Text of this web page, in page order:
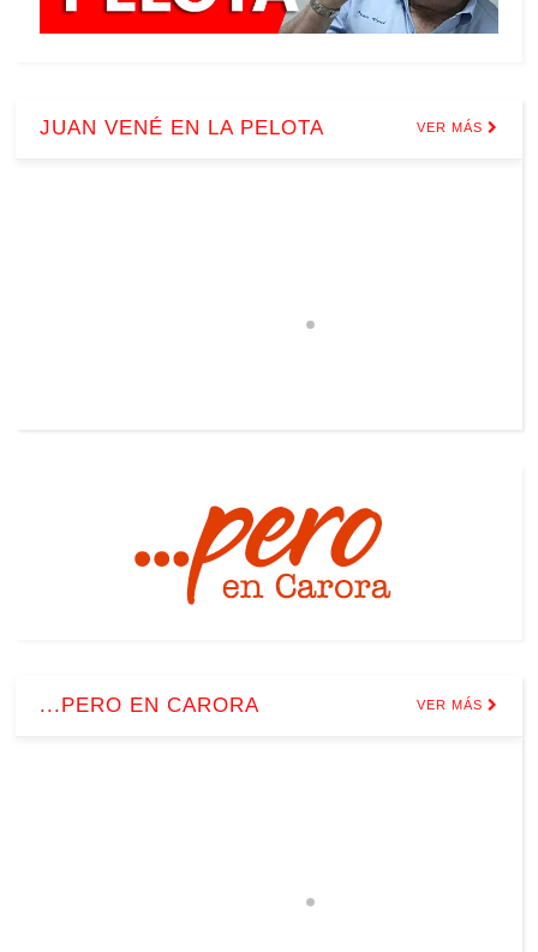
JUAN VENÉ EN LA PELOTA VER MÁS
...PERO EN CARORA VER MÁS